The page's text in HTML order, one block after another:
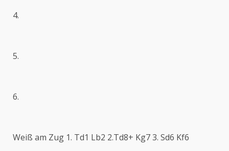
4.
5.
6.
Weiß am Zug 1. Td1 Lb2 2.Td8+ Kg7 3. Sd6 Kf6